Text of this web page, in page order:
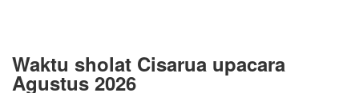
Waktu sholat Cisarua upacara
Agustus 2026